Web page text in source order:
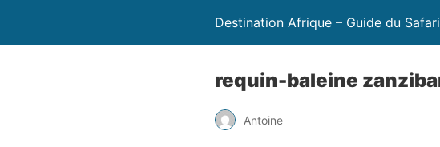
Destination Afrique – Guide du
requin-baleine
Antoine